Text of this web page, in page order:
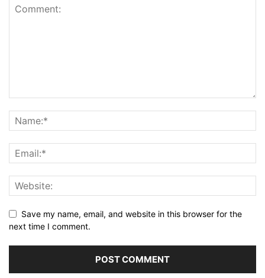
Save my name, email, and website in this browser for the
next time I comment.